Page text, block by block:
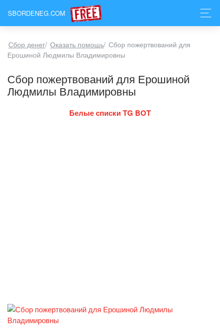
SBORDENEG.COM
Сбор денег/ Оказать помощь/ Сбор пожертвований для
Ерошиной Людмилы Владимировны
Сбор пожертвований для Ерошиной
Людмилы Владимировны
Белые списки TG BOT